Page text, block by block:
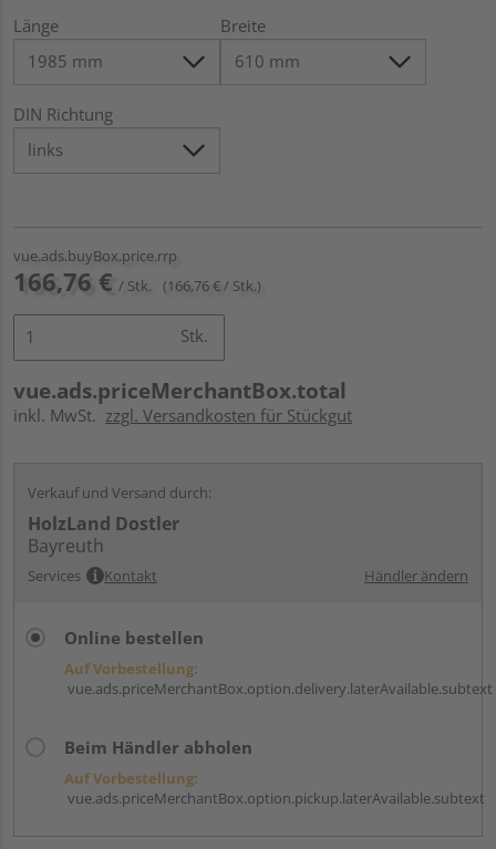
Länge Breite
DIN Richtung
vue.ads.buyBox.price.rrp
166,76 € / Stk. (166,76 € / Stk.)
Stk.
vue.ads.priceMerchantBox.total
inkl. MwSt. zzgl. Versandkosten für Stückgut
Verkauf und Versand durch:
HolzLand Dostler
Bayreuth
Services Kontakt Händler ändern
Online bestellen
Auf Vorbestellung:
vue.ads.priceMerchantBox.option.delivery.laterAvailable.subtext
Beim Händler abholen
Auf Vorbestellung:
vue.ads.priceMerchantBox.option.pickup.laterAvailable.subtext